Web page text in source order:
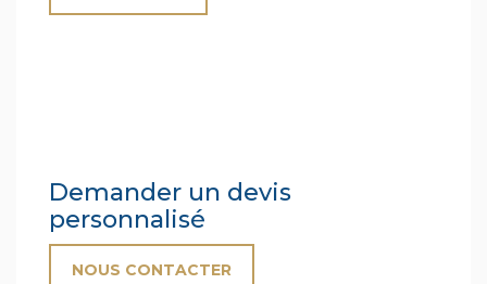
Demander un devis
personnalisé
NOUS CONTACTER